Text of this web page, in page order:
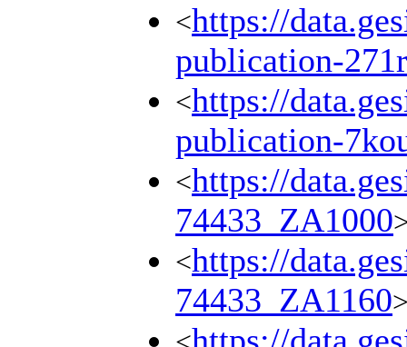
<https://
publication-
<https://
publication-
<https://
74433_ZA1000
<https://
74433_ZA1160